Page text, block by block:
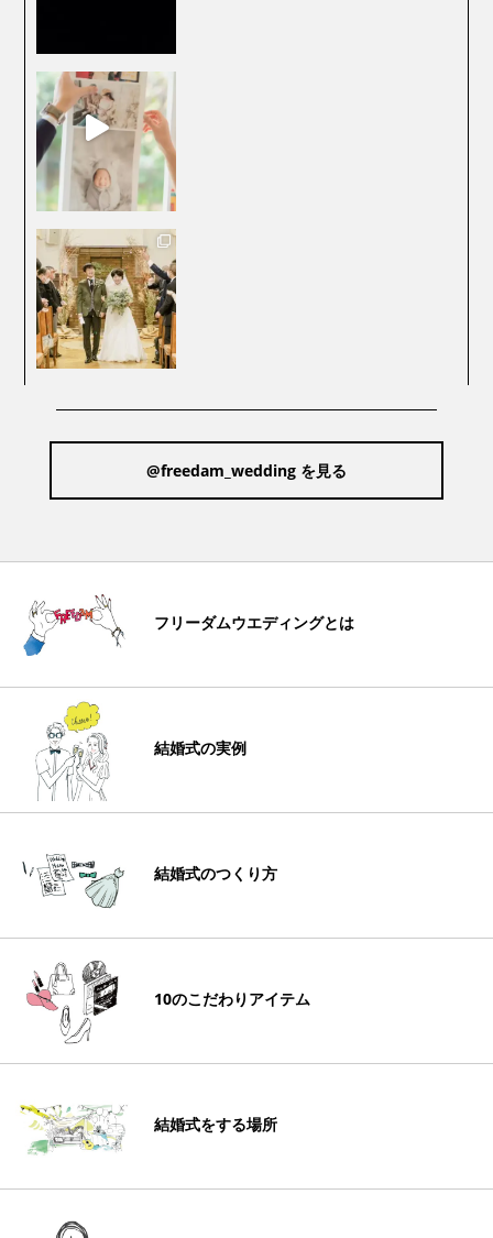
@freedam_wedding を見る
フリーダムウエディングとは
結婚式の実例
結婚式のつくり方
10のこだわりアイテム
結婚式をする場所